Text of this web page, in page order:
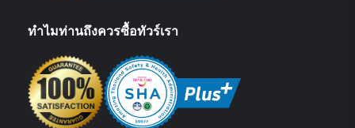
ทำไมท่านถึงควรซื้อทัวร์เรา